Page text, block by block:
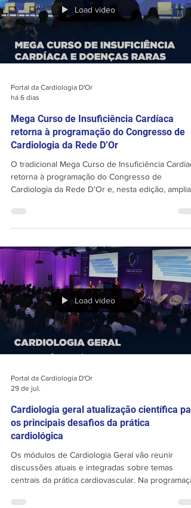
www.congressocardiologiador.com
há 6 dias
Mega Curso de Insuficiência Cardíaca
retorna à programação do Congresso de
Cardiologia da Rede D’Or
O tradicional Mega Curso de Insuficiência
retorna à programação do Congresso de
Cardiologia da Rede D’Or e, nesta edição, amplia
temas em insuficiência cardíaca — como ICFEp,
insuficiência cardíaca aguda e insuficiência
avançada —, o curso abrirá espaço para
discussões amplas sobre o diagnóstico e o
de condições como amiloidose, cardiomiopatia
hipertrófica, sarcoi
Load video
29 de jul.
Cardiologia geral atualização científica
os principais desafios da prática
cardiológica
Os módulos de Cardiologia Geral vão reunir
discussões atuais e integradas sobre temas
centrais da prática cardiovascular. Na